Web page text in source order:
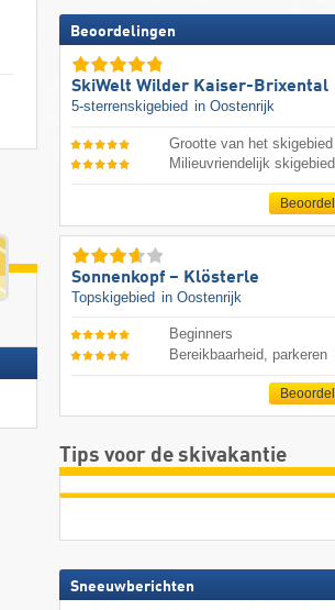
Beoordelingen
SkiWelt Wilder Kaiser-Brixental
5-sterrenskigebied in Oostenrijk
Grootte van het skigebied
Milieuvriendelijk skigebied
Sonnenkopf – Klösterle
Topskigebied in Oostenrijk
Beginners
Bereikbaarheid, parkeren
Tips voor de skivakantie
Sneeuwberichten